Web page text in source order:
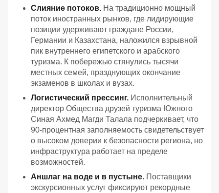
Слияние потоков. На традиционно мощный
поток иностранных рынков, где лидирующие
позиции удерживают граждане России,
Германии и Казахстана, наложился взрывной
пик внутреннего египетского и арабского
туризма. К побережью стянулись тысячи
местных семей, празднующих окончание
экзаменов в школах и вузах.
Логистический прессинг. Исполнительный
директор Общества друзей туризма Южного
Синая Ахмед Магди Талала подчеркивает, что
90-процентная заполняемость свидетельствует
о высоком доверии к безопасности региона, но
инфраструктура работает на пределе
возможностей.
Аншлаг на воде и в пустыне. Поставщики
экскурсионных услуг фиксируют рекордные